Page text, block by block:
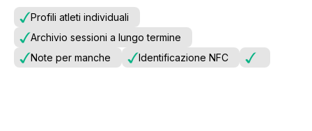
Profili atleti individuali
Archivio sessioni a lungo termine
Note per manche
Identificazione NFC